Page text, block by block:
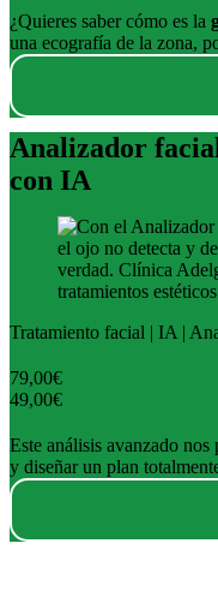
¿Quieres saber cómo es la
una ecografía de la zona,
Analizador
con IA
Tratamiento facial | IA |
79,00€
49,00€
Este análisis avanzado nos
y diseñar un plan